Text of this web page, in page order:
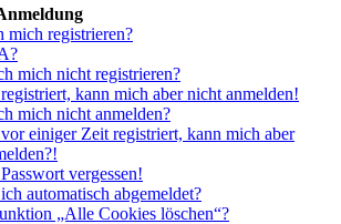
mich registrieren?
mich nicht registrieren?
kann mich aber nicht anmelden!
mich nicht anmelden?
einiger Zeit registriert, kann mich aber
vergessen!
automatisch abgemeldet?
„Alle Cookies löschen“?